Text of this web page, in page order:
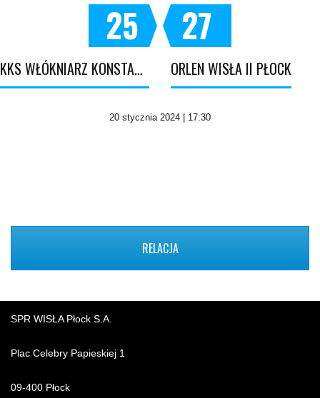
25
KKS WŁÓKNIARZ KONSTANTYNÓW ŁÓDZKI
27
ORLEN WISŁA II PŁOCK
20 stycznia 2024 | 17:30
RELACJA
SPR WISŁA Płock S.A.
Plac Celebry Papieskiej 1
09-400 Płock